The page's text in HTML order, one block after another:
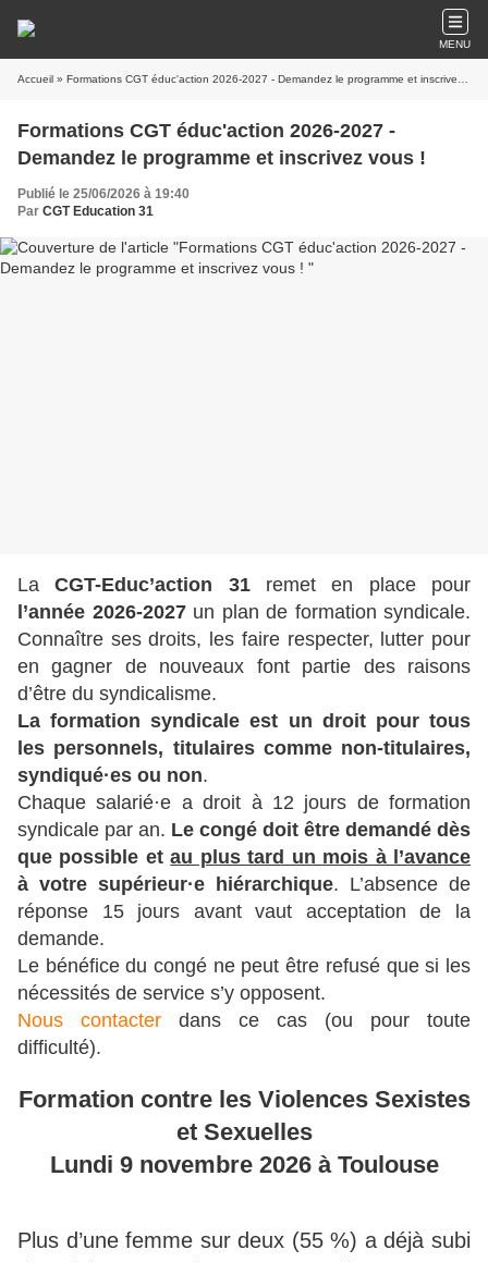
MENU
Accueil » Formations CGT éduc'action 2026-2027 - Demandez le programme et inscrivez vous !
Formations CGT éduc'action 2026-2027 -
Demandez le programme et inscrivez vous !
Publié le 25/06/2026 à 19:40
Par CGT Education 31
LaCGT-Educ’action 31remet en place pour
l’année 2026-2027un plan de formation syndicale.
Connaître ses droits, les faire respecter, lutter pour
en gagner de nouveaux font partie des raisons
d’être du syndicalisme.
La formation syndicale est un droit pour tous
les personnels, titulaires comme non-titulaires,
syndiqué·es ou non.
Chaque salarié·e a droit à 12 jours de formation
syndicale par an. Le congé doit être demandé dès
que possible etau plus tard un mois à l’avance
à votre supérieur·e hiérarchique. L’absence de
réponse 15 jours avant vaut acceptation de la
demande.
Le bénéfice du congé ne peut être refusé que si les
nécessités de service s’y opposent.
Nous contacter dans ce cas (ou pour toute
difficulté).
Formation contre les Violences Sexistes
et Sexuelles
Lundi 9 novembre 2026 à Toulouse
Plus d’une femme sur deux (55 %) a déjà subi